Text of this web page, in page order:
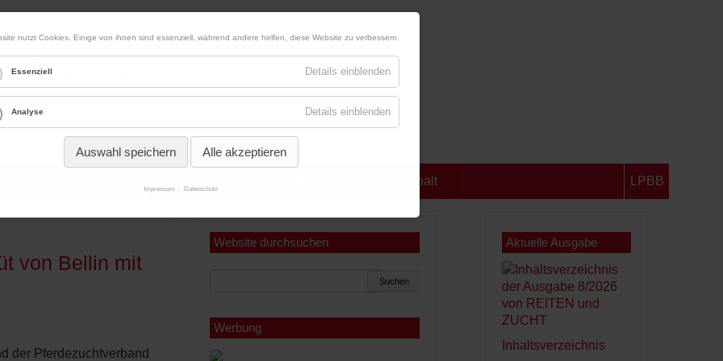
Werbung
Ausschreibungen Sachsen-Anhalt LPBB
von Bellin mit
der Pferdezuchtverband
Website durchsuchen
Suchen
Werbung
Aktuelle Ausgabe
Inhaltsverzeichnis
nutzt Cookies. Einige von ihnen sind essenziell, während andere helfen, diese Website zu verbessern.
Essenziell Details einblenden
Analyse Details einblenden
Auswahl speichern Alle akzeptieren
Impressum Datenschutz